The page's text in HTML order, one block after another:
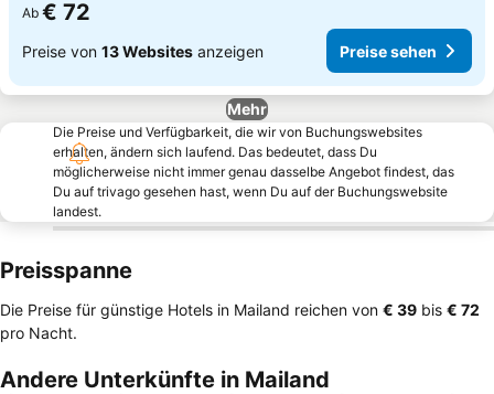
Ab € 72
Preise von 13 Websites anzeigen Preise sehen
Mehr
Die Preise und Verfügbarkeit, die wir von Buchungswebsites
erhalten, ändern sich laufend. Das bedeutet, dass Du
möglicherweise nicht immer genau dasselbe Angebot findest, das
Du auf trivago gesehen hast, wenn Du auf der Buchungswebsite
landest.
Preisspanne
Die Preise für günstige Hotels in Mailand reichen von ‎€ 39 bis ‎€ 72
pro Nacht.
Andere Unterkünfte in Mailand